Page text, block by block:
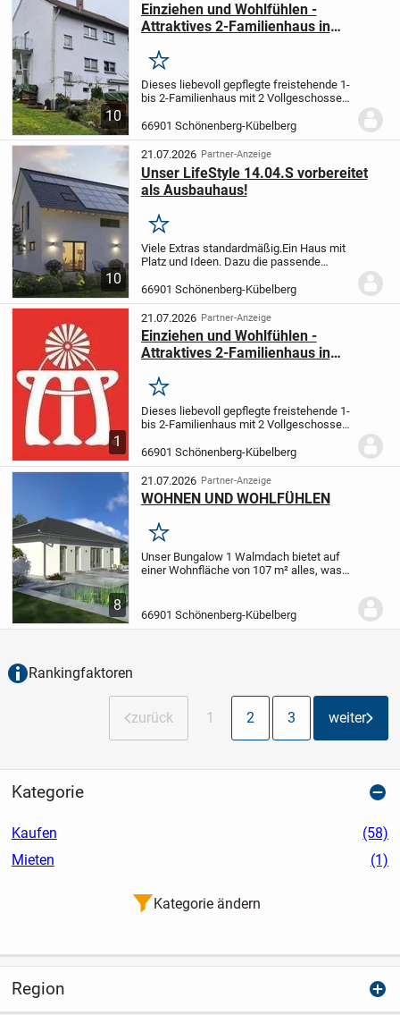
10
Einziehen und Wohlfühlen -
Attraktives 2-Familienhaus in
Merken
Dieses liebevoll gepflegte freistehende 1-
bis 2-Familienhaus mit 2 Vollgeschossen,
auf einem ca. 889 m² großen idyllisch
gelegenen Grundstück in schöner und...
66901 Schönenberg-Kübelberg
10
21.07.2026 Partner-Anzeige
Unser LifeStyle 14.04.S vorbereitet
als Ausbauhaus!
Merken
Viele Extras standardmäßig.Ein Haus mit
Platz und Ideen. Dazu die passende
Niedrigenergiespar-Haus erfüllt alle
Anforderungen, die eine Familie an Platz
und Ausstattun...
66901 Schönenberg-Kübelberg
1
21.07.2026 Partner-Anzeige
Einziehen und Wohlfühlen -
Attraktives 2-Familienhaus in
Merken
Dieses liebevoll gepflegte freistehende 1-
bis 2-Familienhaus mit 2 Vollgeschossen,
auf einem ca. 889 m² großen idyllisch
gelegenen Grundstück in schöner und...
66901 Schönenberg-Kübelberg
8
21.07.2026 Partner-Anzeige
WOHNEN UND WOHLFÜHLEN
Merken
Unser Bungalow 1 Walmdach bietet auf
einer Wohnfläche von 107 m² alles, was
Wohn-Ess-Zimmer ist großzügig
geschnitten und dank drei...
66901 Schönenberg-Kübelberg
Rankingfaktoren
zurück 1 2 3 weiter
Kategorie
Kaufen
(58)
Mieten
(1)
Kategorie ändern
Region